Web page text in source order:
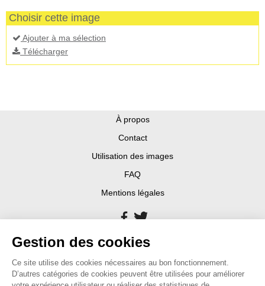
Choisir cette image
Ajouter à ma sélection
Télécharger
À propos
Contact
Utilisation des images
FAQ
Mentions légales
Gestion des cookies
Ce site utilise des cookies nécessaires au bon fonctionnement.
D’autres catégories de cookies peuvent être utilisées pour améliorer